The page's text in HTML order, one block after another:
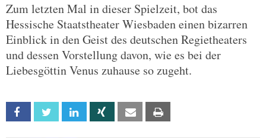
Zum letzten Mal in dieser Spielzeit, bot das
Hessische Staatstheater Wiesbaden einen bizarren
Einblick in den Geist des deutschen Regietheaters
und dessen Vorstellung davon, wie es bei der
Liebesgöttin Venus zuhause so zugeht.
Facebook Twitter Linkedin Xing Email